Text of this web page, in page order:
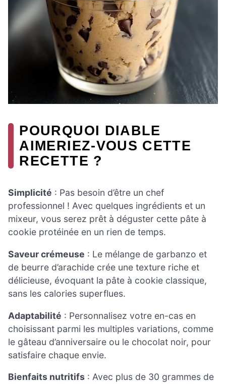
POURQUOI DIABLE
AIMERIEZ-VOUS CETTE
RECETTE ?
Simplicité : Pas besoin d’être un chef
professionnel ! Avec quelques ingrédients et un
mixeur, vous serez prêt à déguster cette pâte à
cookie protéinée en un rien de temps.
Saveur crémeuse : Le mélange de garbanzo et
de beurre d’arachide crée une texture riche et
délicieuse, évoquant la pâte à cookie classique,
sans les calories superflues.
Adaptabilité : Personnalisez votre en-cas en
choisissant parmi les multiples variations, comme
le gâteau d’anniversaire ou le chocolat noir, pour
satisfaire chaque envie.
Bienfaits nutritifs : Avec plus de 30 grammes de